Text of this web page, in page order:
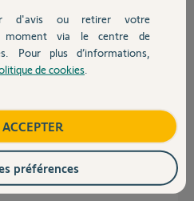
connexoon a votre nom.
d'avis ou retirer votre
moment via le centre de
Pour plus d’informations,
de cookies
préférences